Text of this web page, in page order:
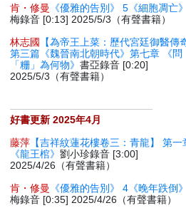
肯・修曼
《優雅的告別》 5《細胞凋亡
梅錄音 [0:13] 2025/5/3（有聲書籍）
林志國
【為帝王上菜：歷代宮廷御醫傳
第三篇《魏晉南北朝時代》第七章 《問
「粣」為何物》書亞錄音 [0:20]
2025/5/3（有聲書籍）
好書更新 2025年4月
藤萍 【吉祥紋蓮花樓卷三：青龍】 第一
《龍王棺》劉小珍錄音 [3:00]
2025/4/26（有聲書籍）
肯・修曼
《優雅的告別》 4《晚年跌倒
梅錄音 [0:35] 2025/4/26（有聲書籍）